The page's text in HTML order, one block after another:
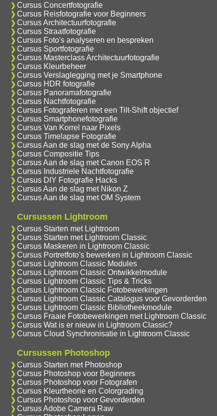
Cursus Concertfotografie
Cursus Reisfotografie voor Beginners
Cursus Architectuurfotografie
Cursus Straatfotografie
Cursus Foto's analyseren en bespreken
Cursus Sportfotografie
Cursus Masterclass Architectuurfotografie
Cursus Kleurbeheer
Cursus Verslaglegging met je Smartphone
Cursus HDR fotografie
Cursus Panoramafotografie
Cursus Nachtfotografie
Cursus Fotograferen met een Tilt-Shift objectief
Cursus Smartphonefotografie
Cursus Van Korrel naar Pixels
Cursus Timelapse Fotografie
Cursus Aan de slag met de Sony Alpha
Cursus Compositie Tips
Cursus Aan de slag met Canon EOS R
Cursus Industriele Nachtfotografie
Cursus DIY Fotografie Hacks
Cursus Aan de slag met Nikon Z
Cursus Aan de slag met OM System
Cursussen Lightroom
Cursus Starten met Lightroom
Cursus Starten met Lightroom Classic
Cursus Maskeren in Lightroom Classic
Cursus Portretfoto's bewerken in Lightroom Classic
Cursus Lightroom Classic Modules
Cursus Lightroom Classic Ontwikkelmodule
Cursus Lightroom Classic Tips & Tricks
Cursus Lightroom Classic Fotobewerkingen
Cursus Lightroom Classic Catalogus voor Gevorderden
Cursus Lightroom Classic Bibliotheekmodule
Cursus Fraaie Fotobewerkingen met Lightroom Classic
Cursus Wat is er nieuw in Lightroom Classic?
Cursus Cloud Synchronisatie in Lightroom Classic
Cursussen Photoshop
Cursus Starten met Photoshop
Cursus Photoshop voor Beginners
Cursus Photoshop voor Fotografen
Cursus Kleurtheorie en Colorgrading
Cursus Photoshop voor Gevorderden
Cursus Adobe Camera Raw